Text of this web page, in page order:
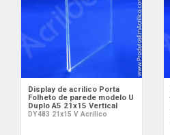
Display de acrilico Porta
Folheto de parede modelo U
Duplo A5 21x15 Vertical
DY483 21x15 V Acrilico